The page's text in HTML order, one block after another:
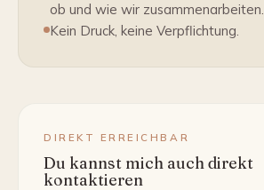
ob und wie wir zusammenarbeiten.
Kein Druck, keine Verpflichtung.
DIREKT ERREICHBAR
Du kannst mich auch direkt
kontaktieren